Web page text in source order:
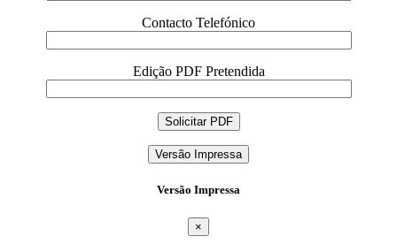
Contacto Telefónico
Edição PDF Pretendida
Versão Impressa
Versão Impressa
×